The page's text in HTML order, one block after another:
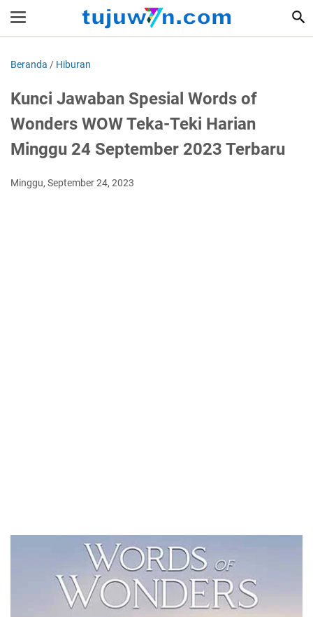
Beranda / Hiburan
Kunci Jawaban Spesial Words of
Wonders WOW Teka-Teki Harian
Minggu 24 September 2023 Terbaru
Minggu, September 24, 2023